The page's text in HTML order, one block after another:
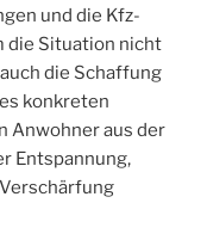
und die Kfz-
die Situation nicht
die Schaffung
konkreten
Anwohner aus der
Entspannung,